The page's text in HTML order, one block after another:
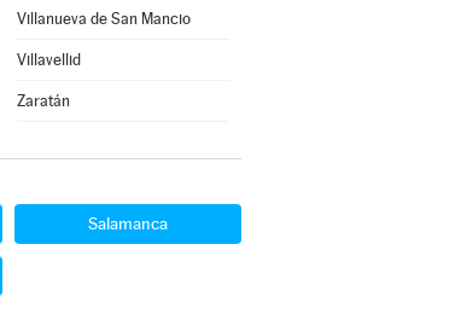
Villanueva de San Mancio
Villavellid
Zaratán
Salamanca